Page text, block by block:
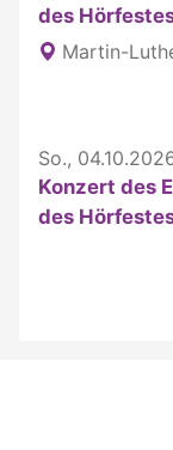
des
Martin-
So.,
Konzert des
des